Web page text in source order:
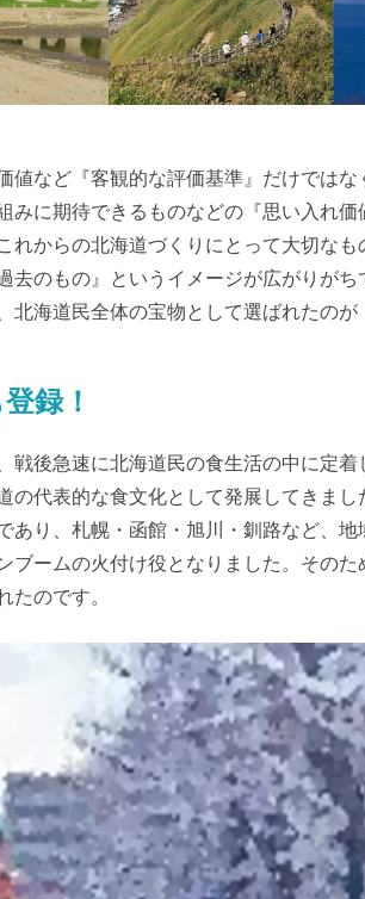
値など『客観的な評価基準』だけではな
みに期待できるものなどの『思い入れ
れからの北海道づくりにとって大切なも
去のもの』というイメージが広がりがち
海道民全体の宝物として選ばれたのが
録！
戦後急速に北海道民の食生活の中に定着
の代表的な食文化として発展してきま
あり、札幌・函館・旭川・釧路など、地
ブームの火付け役となりました。その
たのです。